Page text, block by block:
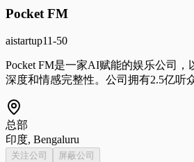
Pocket FM
aistartup11-50
Pocket FM是一家AI赋能的娱乐公司
深度和情感完整性。公司拥有2.5亿听
总部
印度, Bengaluru
关注公司 屏蔽公司